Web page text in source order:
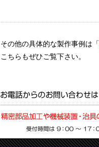
その他の具体的な製作事例は「
こちらもぜひご覧下さい。